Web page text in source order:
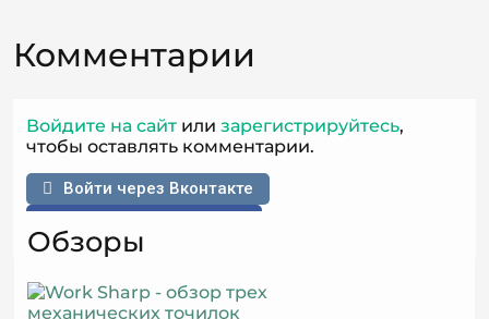
Комментарии
Войдите на сайт или зарегистрируйтесь,
чтобы оставлять комментарии.
Войти через Вконтакте
Обзоры